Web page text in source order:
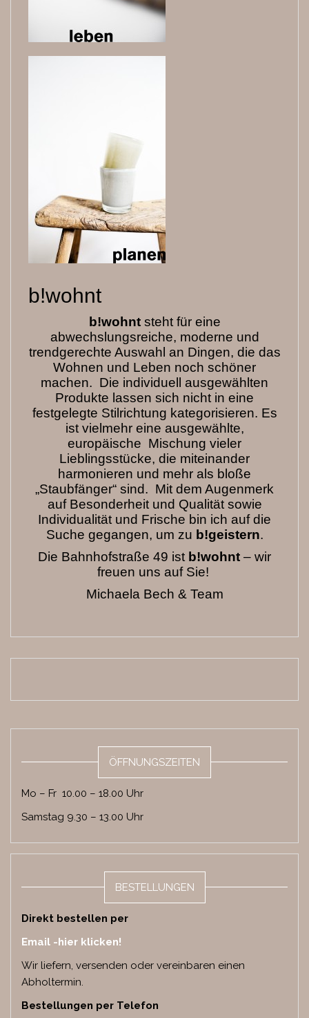
b!wohnt
b!wohntsteht für eine
abwechslungsreiche, moderne und
trendgerechte Auswahl an Dingen, die das
Wohnen und Leben noch schöner
machen. Die individuell ausgewählten
Produkte lassen sich nicht in eine
festgelegte Stilrichtung kategorisieren. Es
ist vielmehr eine ausgewählte,
europäische Mischung vieler
Lieblingsstücke, die miteinander
harmonieren und mehr als bloße
„Staubfänger“ sind. Mit dem Augenmerk
auf Besonderheit und Qualität sowie
Individualität und Frische bin ich auf die
Suche gegangen, um zu b!geistern.
Die Bahnhofstraße 49 ist b!wohnt – wir
freuen uns auf Sie!
Michaela Bech & Team
ÖFFNUNGSZEITEN
Mo – Fr 10.00 – 18.00 Uhr
Samstag 9.30 – 13.00 Uhr
BESTELLUNGEN
Direkt bestellen per
Email -hier klicken!
Wir liefern, versenden oder vereinbaren einen
Abholtermin.
Bestellungen per Telefon